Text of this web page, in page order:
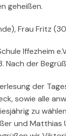
geheißen.
Frau Fritz
Iffezheim
Nach der
der
sowie alle
zu
und